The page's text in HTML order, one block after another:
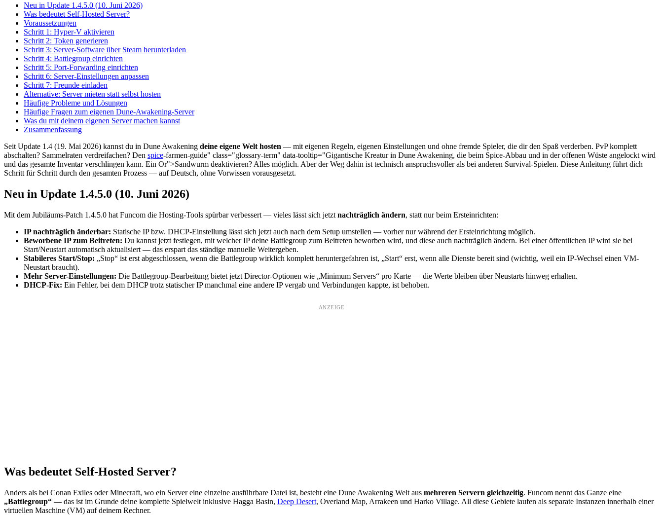
Neu in Update 1.4.5.0 (10. Juni 2026)
Was bedeutet Self-Hosted Server?
Voraussetzungen
Schritt 1: Hyper-V aktivieren
Schritt 2: Token generieren
Schritt 3: Server-Software über Steam herunterladen
Schritt 4: Battlegroup einrichten
Schritt 5: Port-Forwarding einrichten
Schritt 6: Server-Einstellungen anpassen
Schritt 7: Freunde einladen
Alternative: Server mieten statt selbst hosten
Häufige Probleme und Lösungen
Häufige Fragen zum eigenen Dune-Awakening-Server
Was du mit deinem eigenen Server machen kannst
Zusammenfassung
Seit Update 1.4 (19. Mai 2026) kannst du in Dune Awakening deine eigene Welt hosten — mit eigenen Regeln, eigenen Einstellungen und ohne fremde Spieler, die dir den Spaß verderben. PvP komplett
abschalten? Sammelraten verdreifachen? Den spice-farmen-guide" class="glossary-term" data-tooltip="Gigantische Kreatur in Dune Awakening, die beim Spice-Abbau und in der offenen Wüste angelockt wird
und das gesamte Inventar verschlingen kann. Ein Or">Sandwurm deaktivieren? Alles möglich. Aber der Weg dahin ist technisch anspruchsvoller als bei anderen Survival-Spielen. Diese Anleitung führt dich
Schritt für Schritt durch den gesamten Prozess — auf Deutsch, ohne Vorwissen vorausgesetzt.
Neu in Update 1.4.5.0 (10. Juni 2026)
Mit dem Jubiläums-Patch 1.4.5.0 hat Funcom die Hosting-Tools spürbar verbessert — vieles lässt sich jetzt nachträglich ändern, statt nur beim Ersteinrichten:
IP nachträglich änderbar: Statische IP bzw. DHCP-Einstellung lässt sich jetzt auch nach dem Setup umstellen — vorher nur während der Ersteinrichtung möglich.
Beworbene IP zum Beitreten: Du kannst jetzt festlegen, mit welcher IP deine Battlegroup zum Beitreten beworben wird, und diese auch nachträglich ändern. Bei einer öffentlichen IP wird sie bei
Start/Neustart automatisch aktualisiert — das erspart das ständige manuelle Weitergeben.
Stabileres Start/Stop: „Stop“ ist erst abgeschlossen, wenn die Battlegroup wirklich komplett heruntergefahren ist, „Start“ erst, wenn alle Dienste bereit sind (wichtig, weil ein IP-Wechsel einen VM-
Neustart braucht).
Mehr Server-Einstellungen: Die Battlegroup-Bearbeitung bietet jetzt Director-Optionen wie „Minimum Servers“ pro Karte — die Werte bleiben über Neustarts hinweg erhalten.
DHCP-Fix: Ein Fehler, bei dem DHCP trotz statischer IP manchmal eine andere IP vergab und Verbindungen kappte, ist behoben.
ANZEIGE
Was bedeutet Self-Hosted Server?
Anders als bei Conan Exiles oder Minecraft, wo ein Server eine einzelne ausführbare Datei ist, besteht eine Dune Awakening Welt aus mehreren Servern gleichzeitig. Funcom nennt das Ganze eine
„Battlegroup“ — das ist im Grunde deine komplette Spielwelt inklusive Hagga Basin, Deep Desert, Overland Map, Arrakeen und Harko Village. All diese Gebiete laufen als separate Instanzen innerhalb einer
virtuellen Maschine (VM) auf deinem Rechner.